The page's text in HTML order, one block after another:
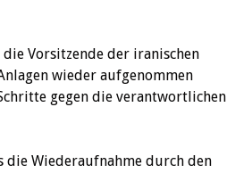
Vorsitzende der iranischen
wieder aufgenommen
gegen die verantwortlichen
die Wiederaufnahme durch den